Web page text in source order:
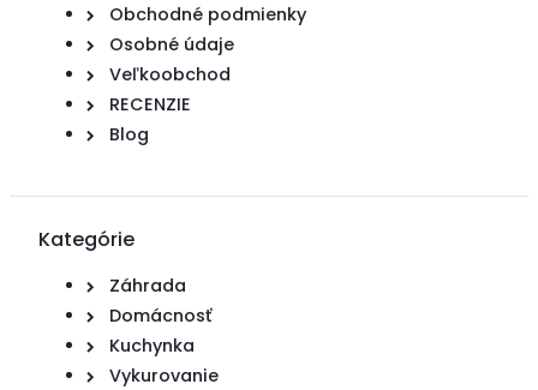
Obchodné podmienky
Osobné údaje
Veľkoobchod
RECENZIE
Blog
Kategórie
Záhrada
Domácnosť
Kuchynka
Vykurovanie